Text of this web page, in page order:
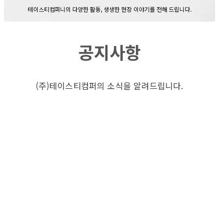
테이스티컴퍼니의 다양한 활동, 생생한 현장 이야기를 전해 드립니다.
공지사항
(주)테이스티컴퍼의 소식을 알려드립니다.